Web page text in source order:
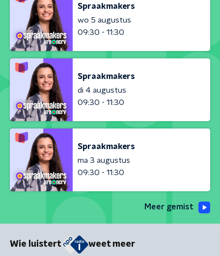
Spraakmakers
wo 5 augustus
09:30 - 11:30
Spraakmakers
di 4 augustus
09:30 - 11:30
Spraakmakers
ma 3 augustus
09:30 - 11:30
Meer gemist
Wie luistert weet meer